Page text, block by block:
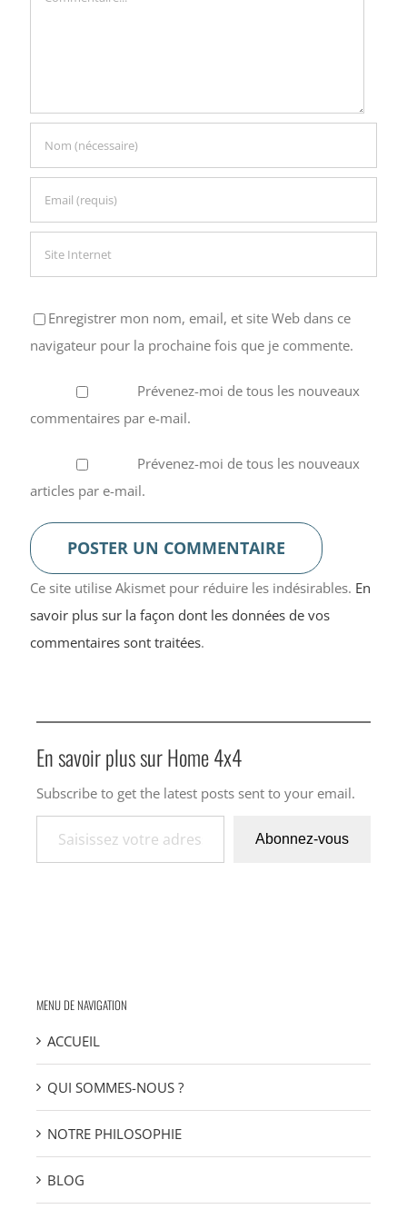
Enregistrer mon nom, email, et site Web dans ce
navigateur pour la prochaine fois que je commente.
Prévenez-moi de tous les nouveaux
commentaires par e-mail.
Prévenez-moi de tous les nouveaux
articles par e-mail.
Ce site utilise Akismet pour réduire les indésirables. En
savoir plus sur la façon dont les données de vos
commentaires sont traitées.
En savoir plus sur Home 4x4
Subscribe to get the latest posts sent to your email.
Saisissez votre adresse e-mail…
Abonnez-vous
MENU DE NAVIGATION
ACCUEIL
QUI SOMMES-NOUS ?
NOTRE PHILOSOPHIE
BLOG